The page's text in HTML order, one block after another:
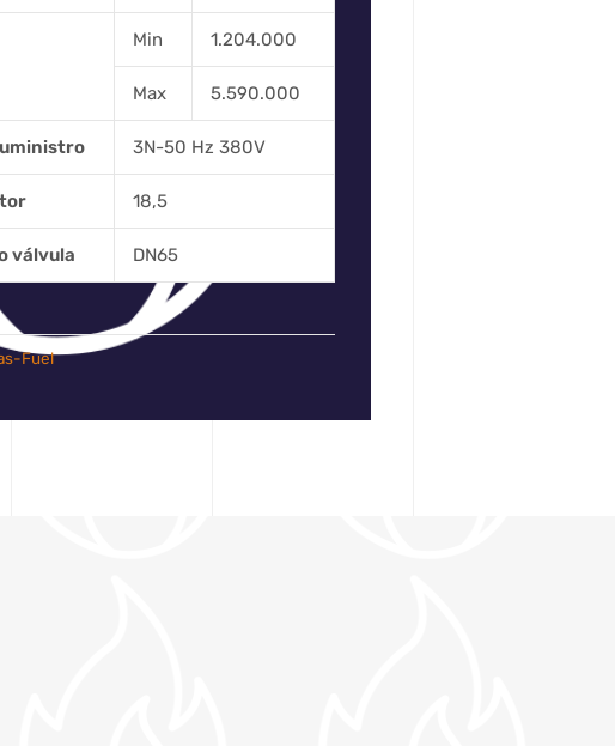
Min 1.204.000
Max 5.590.000
3N-50 Hz 380V
18,5
válvula DN65
Fuel